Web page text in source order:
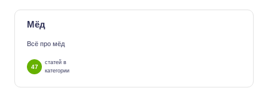
Мёд
Всё про мёд
47
статей в
категории